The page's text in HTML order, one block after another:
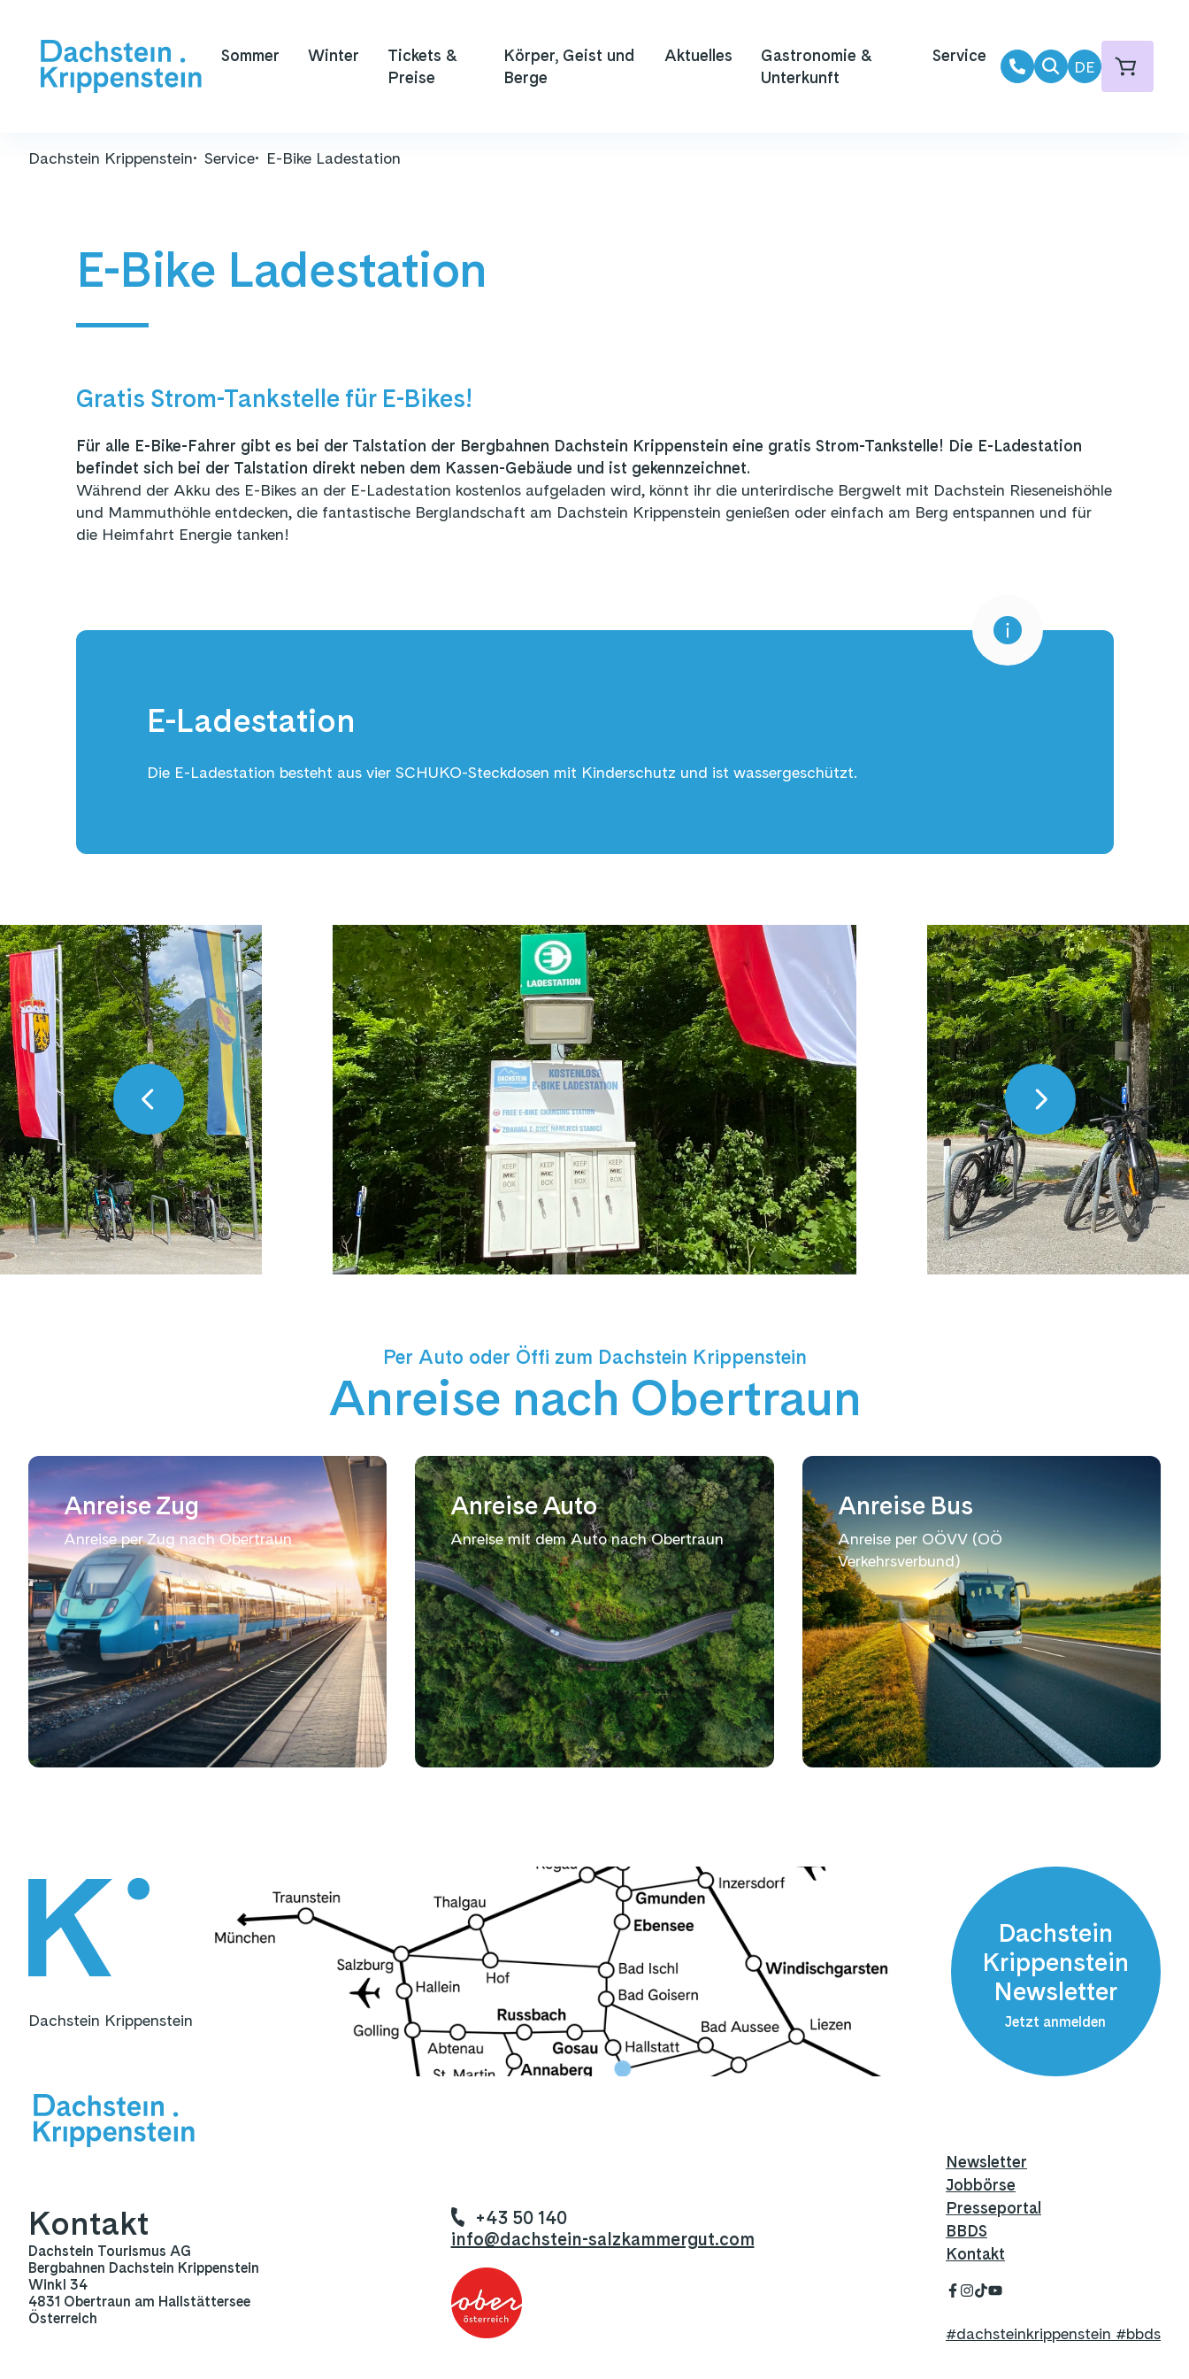
Sommer Winter
Tickets &
Preise
Körper, Geist und
Berge
Aktuelles
Gastronomie &
Unterkunft
Service
DE
Dachstein Krippenstein Service E-Bike Ladestation
E-Bike Ladestation
Gratis Strom-Tankstelle für E-Bikes!
Für alle E-Bike-Fahrer gibt es bei der Talstation der Bergbahnen Dachstein Krippenstein eine gratis Strom-Tankstelle! Die E-Ladestation
befindet sich bei der Talstation direkt neben dem Kassen-Gebäude und ist gekennzeichnet.
Während der Akku des E-Bikes an der E-Ladestation kostenlos aufgeladen wird, könnt ihr die unterirdische Bergwelt mit Dachstein Rieseneishöhle
und Mammuthöhle entdecken, die fantastische Berglandschaft am Dachstein Krippenstein genießen oder einfach am Berg entspannen und für
die Heimfahrt Energie tanken!
E-Ladestation
Die E-Ladestation besteht aus vier SCHUKO-Steckdosen mit Kinderschutz und ist wassergeschützt.
Per Auto oder Öffi zum Dachstein Krippenstein
Anreise nach Obertraun
Anreise Zug
Anreise per Zug nach Obertraun
Anreise Auto
Anreise mit dem Auto nach Obertraun
Anreise Bus
Anreise per OÖVV (OÖ
Verkehrsverbund)
Dachstein Krippenstein
Dachstein
Krippenstein
Newsletter
Jetzt anmelden
Kontakt
Dachstein Tourismus AG
Bergbahnen Dachstein Krippenstein
Winkl 34
4831 Obertraun am Hallstättersee
Österreich
+43 50 140
info@dachstein-salzkammergut.com
Newsletter
Jobbörse
Presseportal
BBDS
Kontakt
#dachsteinkrippenstein #bbds